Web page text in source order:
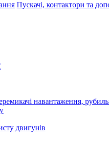
Пускачі, контактори та
навантаження,
двигунів